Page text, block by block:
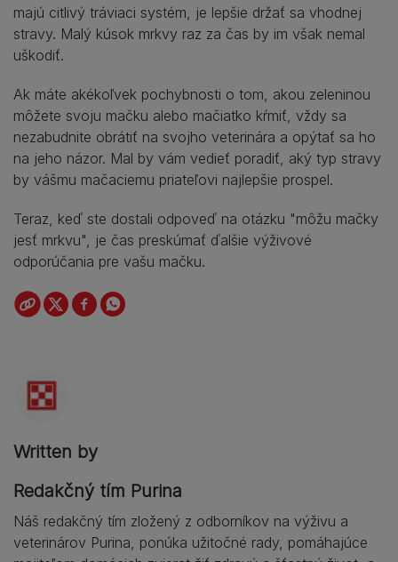
majú citlivý tráviaci systém, je lepšie držať sa vhodnej
stravy. Malý kúsok mrkvy raz za čas by im však nemal
uškodiť.
Ak máte akékoľvek pochybnosti o tom, akou zeleninou
môžete svoju mačku alebo mačiatko kŕmiť, vždy sa
nezabudnite obrátiť na svojho veterinára a opýtať sa ho
na jeho názor. Mal by vám vedieť poradiť, aký typ stravy
by vášmu mačaciemu priateľovi najlepšie prospel.
Teraz, keď ste dostali odpoveď na otázku "môžu mačky
jesť mrkvu", je čas preskúmať ďalšie výživové
odporúčania pre vašu mačku.
Written by
Redakčný tím Purina
Náš redakčný tím zložený z odborníkov na výživu a
veterinárov Purina, ponúka užitočné rady, pomáhajúce